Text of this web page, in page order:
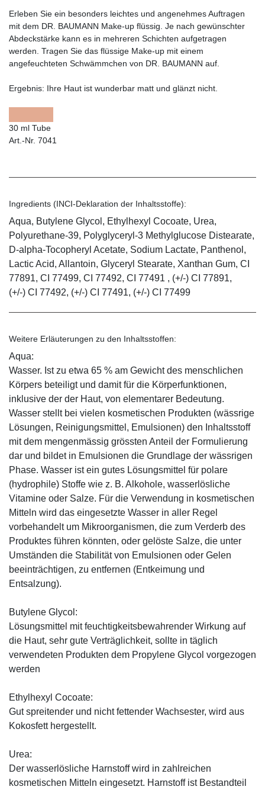
Erleben Sie ein besonders leichtes und angenehmes Auftragen
mit dem DR. BAUMANN Make-up flüssig. Je nach gewünschter
Abdeckstärke kann es in mehreren Schichten aufgetragen
werden. Tragen Sie das flüssige Make-up mit einem
angefeuchteten Schwämmchen von DR. BAUMANN auf.
Ergebnis: Ihre Haut ist wunderbar matt und glänzt nicht.
30 ml Tube
Art.-Nr. 7041
Ingredients (INCI-Deklaration der Inhaltsstoffe):
Aqua, Butylene Glycol, Ethylhexyl Cocoate, Urea,
Polyurethane-39, Polyglyceryl-3 Methylglucose Distearate,
D-alpha-Tocopheryl Acetate, Sodium Lactate, Panthenol,
Lactic Acid, Allantoin, Glyceryl Stearate, Xanthan Gum, CI
77891, CI 77499, CI 77492, CI 77491 , (+/-) CI 77891,
(+/-) CI 77492, (+/-) CI 77491, (+/-) CI 77499
Weitere Erläuterungen zu den Inhaltsstoffen:
Aqua:
Wasser. Ist zu etwa 65 % am Gewicht des menschlichen
Körpers beteiligt und damit für die Körperfunktionen,
inklusive der der Haut, von elementarer Bedeutung.
Wasser stellt bei vielen kosmetischen Produkten (wässrige
Lösungen, Reinigungsmittel, Emulsionen) den Inhaltsstoff
mit dem mengenmässig grössten Anteil der Formulierung
dar und bildet in Emulsionen die Grundlage der wässrigen
Phase. Wasser ist ein gutes Lösungsmittel für polare
(hydrophile) Stoffe wie z. B. Alkohole, wasserlösliche
Vitamine oder Salze. Für die Verwendung in kosmetischen
Mitteln wird das eingesetzte Wasser in aller Regel
vorbehandelt um Mikroorganismen, die zum Verderb des
Produktes führen könnten, oder gelöste Salze, die unter
Umständen die Stabilität von Emulsionen oder Gelen
beeinträchtigen, zu entfernen (Entkeimung und
Entsalzung).
Butylene Glycol:
Lösungsmittel mit feuchtigkeitsbewahrender Wirkung auf
die Haut, sehr gute Verträglichkeit, sollte in täglich
verwendeten Produkten dem Propylene Glycol vorgezogen
werden
Ethylhexyl Cocoate:
Gut spreitender und nicht fettender Wachsester, wird aus
Kokosfett hergestellt.
Urea:
Der wasserlösliche Harnstoff wird in zahlreichen
kosmetischen Mitteln eingesetzt. Harnstoff ist Bestandteil